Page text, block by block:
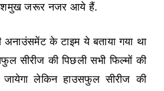
देशमुख जरूर नजर आये हैं.
के टाइम ये बताया गया था
सीरीज की पिछली सभी फिल्मों की
जायेगा लेकिन हाउसफुल सीरीज की